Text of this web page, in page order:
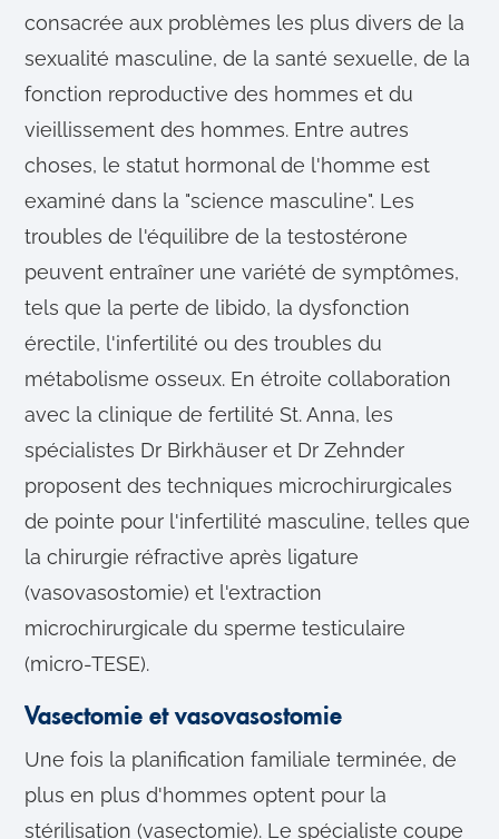
consacrée aux problèmes les plus divers de la
sexualité masculine, de la santé sexuelle, de la
fonction reproductive des hommes et du
vieillissement des hommes. Entre autres
choses, le statut hormonal de l'homme est
examiné dans la "science masculine". Les
troubles de l'équilibre de la testostérone
peuvent entraîner une variété de symptômes,
tels que la perte de libido, la dysfonction
érectile, l'infertilité ou des troubles du
métabolisme osseux. En étroite collaboration
avec la clinique de fertilité St. Anna, les
spécialistes Dr Birkhäuser et Dr Zehnder
proposent des techniques microchirurgicales
de pointe pour l'infertilité masculine, telles que
la chirurgie réfractive après ligature
(vasovasostomie) et l'extraction
microchirurgicale du sperme testiculaire
(micro-TESE).
Vasectomie et vasovasostomie
Une fois la planification familiale terminée, de
plus en plus d'hommes optent pour la
stérilisation (vasectomie). Le spécialiste coupe